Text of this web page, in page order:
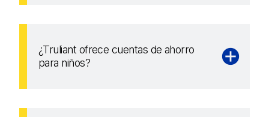
¿Truliant ofrece cuentas de ahorro
para niños?